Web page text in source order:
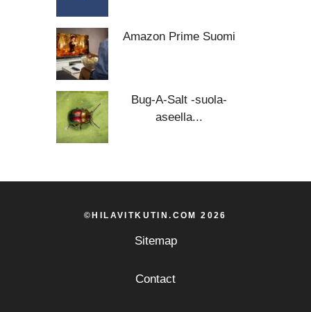
Amazon Prime Suomi
Bug-A-Salt -suola-
aseella...
©HILAVITKUTIN.COM 2026
Sitemap
Contact